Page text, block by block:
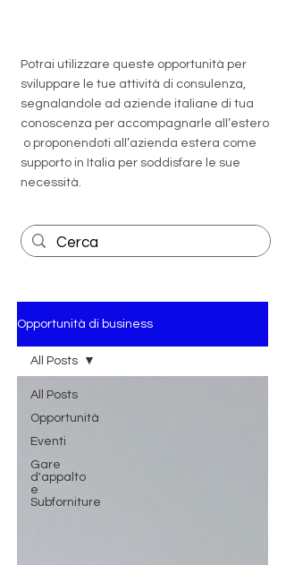
Potrai utilizzare queste opportunità per
sviluppare le tue attività di consulenza,
segnalandole ad aziende italiane di tua
conoscenza per accompagnarle all’estero
o proponendoti all’azienda estera come
supporto in Italia per soddisfare le sue
necessità.
Opportunità di business
All Posts
Opportunità
Eventi
Gare
d'appalto
e
Subforniture
All Posts